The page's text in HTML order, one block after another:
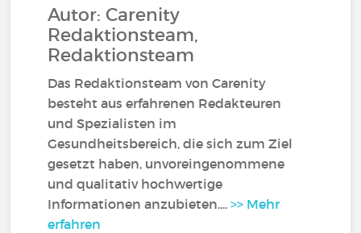
Autor: Carenity
Redaktionsteam,
Redaktionsteam
Das Redaktionsteam von Carenity
besteht aus erfahrenen Redakteuren
und Spezialisten im
Gesundheitsbereich, die sich zum Ziel
gesetzt haben, unvoreingenommene
und qualitativ hochwertige
Informationen anzubieten....>> Mehr
erfahren